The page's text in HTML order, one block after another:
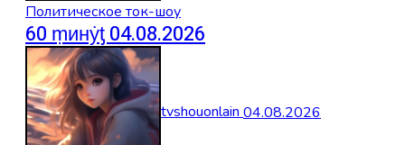
Политическое ток-шоу
60 ṃинẏƫ 04.08.2026
tvshouonlain04.08.2026